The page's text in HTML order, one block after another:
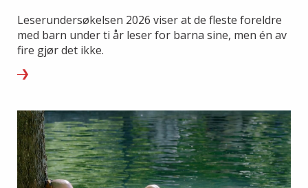
Leserundersøkelsen 2026 viser at de fleste foreldre
med barn under ti år leser for barna sine, men én av
fire gjør det ikke.